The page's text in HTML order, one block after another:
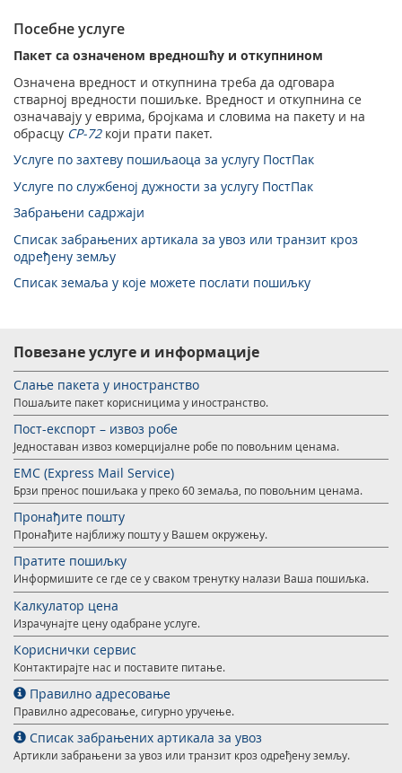
Посебне услуге
Пакет са означеном вредношћу и откупнином
Означена вредност и откупнина треба да одговара
стварној вредности пошиљке. Вредност и откупнина се
означавају у еврима, бројкама и словима на пакету и на
обрасцу CP-72који прати пакет.
Услуге по захтеву пошиљаоцa за услугу ПостПак
Услуге по службеној дужности за услугу ПостПак
Забрањени садржаји
Списак забрањених артикала за увоз или транзит кроз
одређену земљу
Списак земаља у које можете послати пошиљку
Повезане услуге и информације
Слање пакета у иностранство
Пошаљите пакет корисницима у иностранство.
Пост-експорт – извоз робе
Једноставан извоз комерцијалне робе по повољним ценама.
EMС (Express Mail Service)
Брзи пренос пошиљака у преко 60 земаља, по повољним ценама.
Пронађите пошту
Пронађите најближу пошту у Вашем окружењу.
Пратите пошиљку
Информишите се где се у сваком тренутку налази Ваша пошиљка.
Калкулатор цена
Израчунајте цену одабране услуге.
Кориснички сервис
Контактирајте нас и поставите питање.
Правилно адресовање
Правилно адресовање, сигурно уручење.
Списак забрањених артикала за увоз
Артикли забрањени за увоз или транзит кроз одређену земљу.